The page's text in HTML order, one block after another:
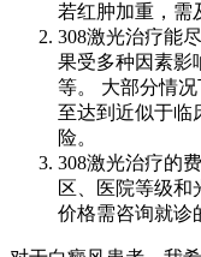
若红肿加重，需
308激光治疗能
果受多种因素影
等。 大部分情
至达到近似于临
险。
308激光治疗的
区、医院等级和
价格需咨询就诊